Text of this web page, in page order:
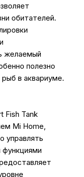
обитателей.
желаемый
полезно
в аквариуме.
Fish Tank
Mi Home,
управлять